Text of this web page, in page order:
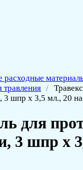
расходные
травления /
3 шпр х 3,5 мл., 20
для
3 шпр х